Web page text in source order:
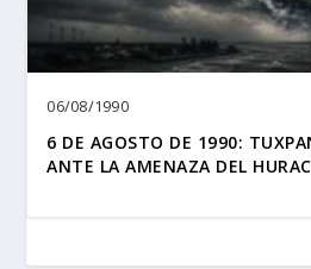
06/08/1990
6 DE AGOSTO DE 1990:
ANTE LA AMENAZA DEL